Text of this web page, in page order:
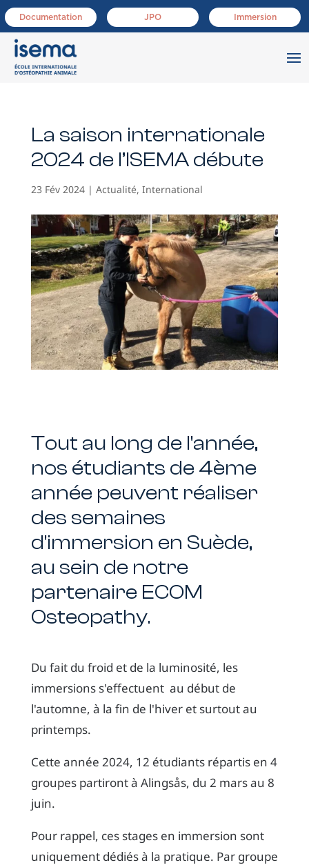
Documentation JPO Immersion
La saison internationale
2024 de l’ISEMA débute
23 Fév 2024| Actualité, International
Tout au long de l'année,
nos étudiants de 4ème
année peuvent réaliser
des semaines
d'immersion en Suède,
au sein de notre
partenaire ECOM
Osteopathy.
Du fait du froid et de la luminosité, les
immersions s'effectuent au début de
l'automne, à la fin de l'hiver et surtout au
printemps.
Cette année 2024, 12 étudiants répartis en 4
groupes partiront à Alingsås, du 2 mars au 8
juin.
Pour rappel, ces stages en immersion sont
uniquement dédiés à la pratique. Par groupe